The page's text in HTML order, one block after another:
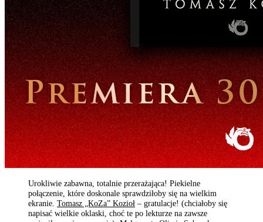
Urokliwie zabawna, totalnie przerażająca! Piekielne
połączenie, które doskonale sprawdziłoby się na wielkim
ekranie. Tomasz „KoZa” Kozioł – gratulacje! (chciałoby się
napisać wielkie oklaski, choć te po lekturze na zawsze